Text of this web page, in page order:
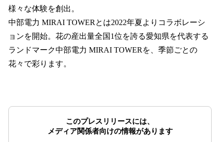
様々な体験を創出。
中部電力 MIRAI TOWERとは2022年夏よりコラボレーシ
ョンを開始。花の産出量全国1位を誇る愛知県を代表する
ランドマーク中部電力 MIRAI TOWERを、季節ごとの
花々で彩ります。
このプレスリリースには、
メディア関係者向けの情報があります